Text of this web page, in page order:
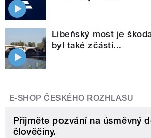
Libeňský most je
byl také zčásti...
E-SHOP ČESKÉHO ROZHLASU
Přijměte pozvání na úsměvný
člověčiny.